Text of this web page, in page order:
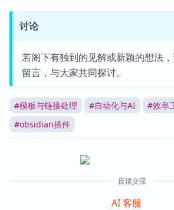
讨论
若阁下有独到的见解或新颖的想法
留言，与大家共同探讨。
#模板与链接处理 #自动化与AI #效率
#obsidian插件
反馈交流
AI 客服